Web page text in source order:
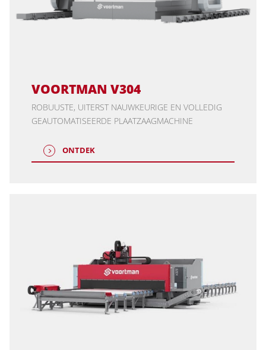
VOORTMAN V304
ROBUUSTE, UITERST NAUWKEURIGE EN VOLLEDIG
GEAUTOMATISEERDE PLAATZAAGMACHINE
ONTDEK